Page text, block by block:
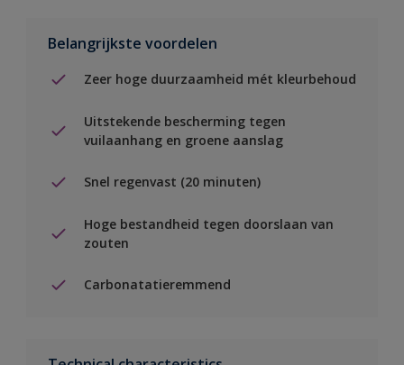
Belangrijkste voordelen
Zeer hoge duurzaamheid mét kleurbehoud
Uitstekende bescherming tegen
vuilaanhang en groene aanslag
Snel regenvast (20 minuten)
Hoge bestandheid tegen doorslaan van
zouten
Carbonatatieremmend